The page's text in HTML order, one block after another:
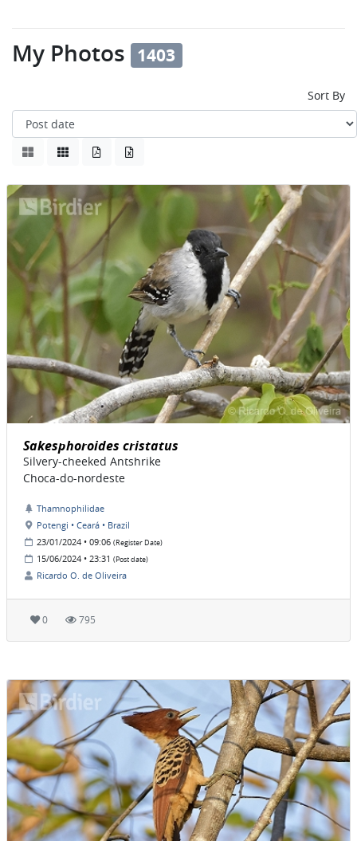
My Photos 1403
Sort By
Sakesphoroides cristatus
Silvery-cheeked Antshrike
Choca-do-nordeste
Thamnophilidae
Potengi • Ceará • Brazil
23/01/2024 • 09:06 (Register Date)
15/06/2024 • 23:31 (Post date)
Ricardo O. de Oliveira
0 795